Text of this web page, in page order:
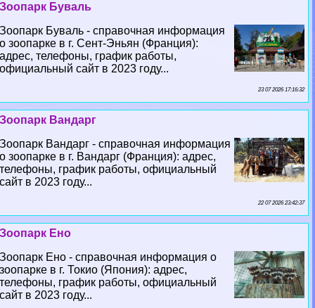
Зоопарк Буваль
Зоопарк Буваль - справочная информация
о зоопарке в г. Сент-Эньян (Франция):
адрес, телефоны, график работы,
официальный сайт в 2023 году...
23 07 2026 17:16:32
Зоопарк Вандарг
Зоопарк Вандарг - справочная информация
о зоопарке в г. Вандарг (Франция): адрес,
телефоны, график работы, официальный
сайт в 2023 году...
22 07 2026 23:42:37
Зоопарк Ено
Зоопарк Ено - справочная информация о
зоопарке в г. Токио (Япония): адрес,
телефоны, график работы, официальный
сайт в 2023 году...